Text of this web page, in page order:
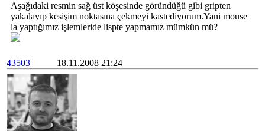
Aşağıdaki resmin sağ üst köşesinde göründüğü gibi gripten
yakalayıp kesişim noktasına çekmeyi kastediyorum.Yani mouse
la yaptığımız işlemleride lispte yapmamız mümkün mü?
43503 18.11.2008 21:24